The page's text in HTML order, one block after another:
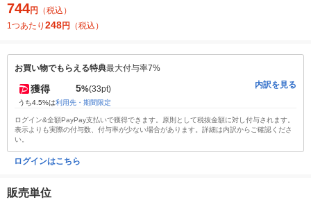
744円
（税込）
1つあたり 248円 （税込）
お買い物でもらえる特典最大付与率7%
獲得 5%(33pt)
うち4.5%は利用先・期間限定
内訳を見る
ログイン&全額PayPay支払いで獲得できます。原則として税抜金額に対し付与されます。
表示よりも実際の付与数、付与率が少ない場合があります。詳細は内訳からご確認くださ
い。
ログインはこちら
販売単位